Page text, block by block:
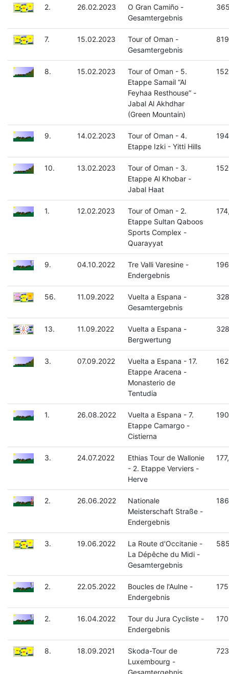
2. 26.02.2023
O Gran Camiño -
Gesamtergebnis
7. 15.02.2023
Tour of Oman -
Gesamtergebnis
8. 15.02.2023
Tour of Oman - 5.
Etappe Samail “Al
Feyhaa Resthouse” -
Jabal Al Akhdhar
(Green Mountain)
9. 14.02.2023
Tour of Oman - 4.
Etappe Izki - Yitti Hills
10. 13.02.2023
Tour of Oman - 3.
Etappe Al Khobar -
Jabal Haat
1. 12.02.2023
Tour of Oman - 2.
Etappe Sultan Qaboos
Sports Complex -
Quarayyat
9. 04.10.2022
Tre Valli Varesine -
Endergebnis
56. 11.09.2022
Vuelta a Espana -
Gesamtergebnis
13. 11.09.2022
Vuelta a Espana -
Bergwertung
3. 07.09.2022
Vuelta a Espana - 17.
Etappe Aracena -
Monasterio de
Tentudia
1. 26.08.2022
Vuelta a Espana - 7.
Etappe Camargo -
Cistierna
3. 24.07.2022
Ethias Tour de Wallonie
- 2. Etappe Verviers -
Herve
2. 26.06.2022
Nationale
Meisterschaft Straße -
Endergebnis
3. 19.06.2022
La Route d'Occitanie -
La Dépêche du Midi -
Gesamtergebnis
2. 22.05.2022
Boucles de l'Aulne -
Endergebnis
2. 16.04.2022
Tour du Jura Cycliste -
Endergebnis
8. 18.09.2021
Skoda-Tour de
Luxembourg -